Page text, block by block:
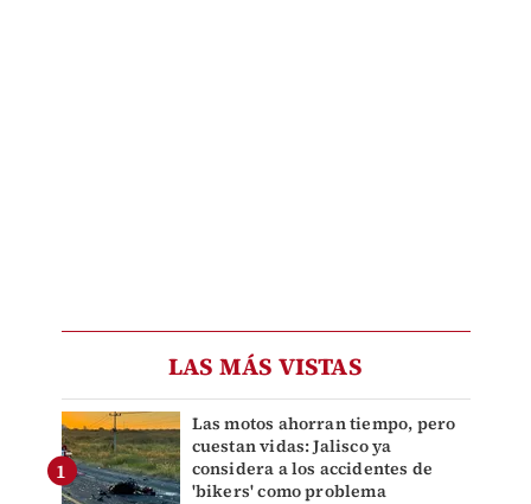
LAS MÁS VISTAS
Las motos ahorran tiempo, pero
cuestan vidas: Jalisco ya
considera a los accidentes de
'bikers' como problema